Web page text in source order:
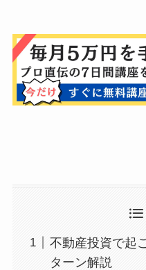
不動産投資で起
ターン解説